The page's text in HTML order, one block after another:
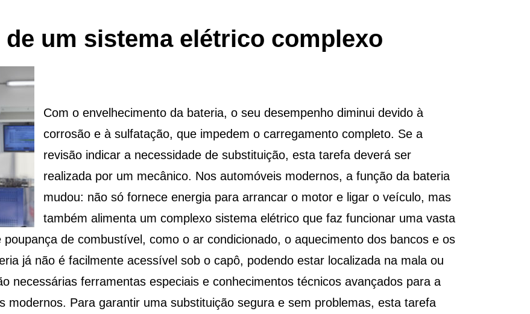
um sistema elétrico complexo
Com o envelhecimento da bateria, o seu desempenho diminui devido à
corrosão e à sulfatação, que impedem o carregamento completo. Se a
revisão indicar a necessidade de substituição, esta tarefa deverá ser
realizada por um mecânico. Nos automóveis modernos, a função da bateria
mudou: não só fornece energia para arrancar o motor e ligar o veículo, mas
também alimenta um complexo sistema elétrico que faz funcionar uma vasta
de combustível, como o ar condicionado, o aquecimento dos bancos e os
já não é facilmente acessível sob o capô, podendo estar localizada na mala ou
necessárias ferramentas especiais e conhecimentos técnicos avançados para a
modernos. Para garantir uma substituição segura e sem problemas, esta tarefa